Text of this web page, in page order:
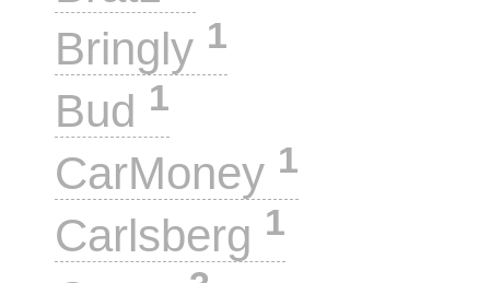
Bringly 1
Bud 1
CarMoney 1
Carlsberg 1